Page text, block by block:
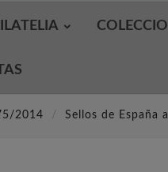
2014 Sellos de España